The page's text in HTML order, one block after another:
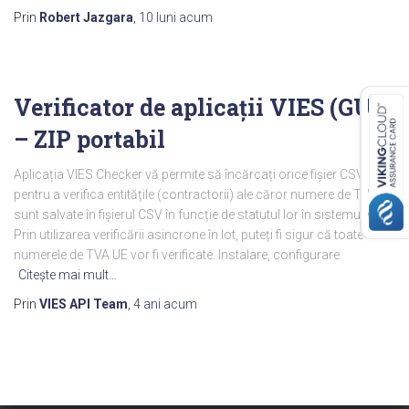
Prin Robert Jazgara 10 luni acum
Verificator de aplicații VIES (GUI)
– ZIP portabil
Aplicația VIES Checker vă permite să încărcați orice fișier CSV
pentru a verifica entitățile (contractorii) ale căror numere de TVA UE
sunt salvate în fișierul CSV în funcție de statutul lor în sistemul VIES.
Prin utilizarea verificării asincrone în lot, puteți fi sigur că toate
numerele de TVA UE vor fi verificate. Instalare, configurare
Citeşte mai mult…
Prin VIES API Team 4 ani acum